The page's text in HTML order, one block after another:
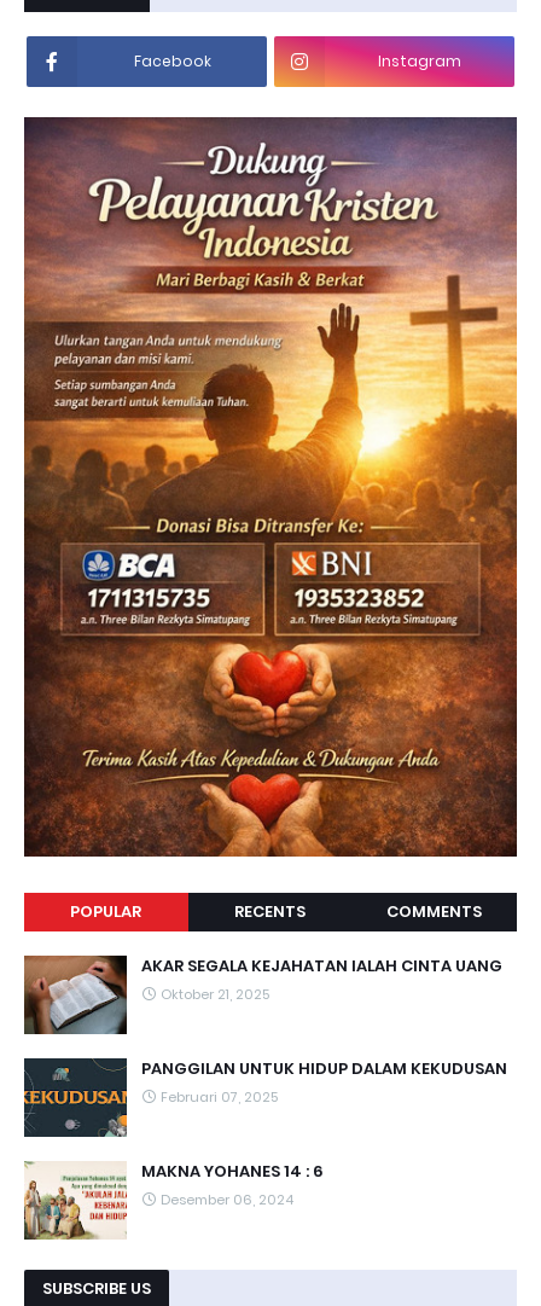
Facebook Instagram
POPULAR RECENTS COMMENTS
AKAR SEGALA KEJAHATAN IALAH CINTA UANG
Oktober 21, 2025
PANGGILAN UNTUK HIDUP DALAM KEKUDUSAN
Februari 07, 2025
MAKNA YOHANES 14 : 6
Desember 06, 2024
SUBSCRIBE US